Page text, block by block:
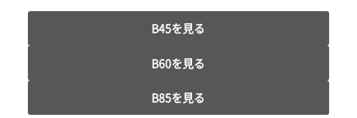
B45を見る
B60を見る
B85を見る